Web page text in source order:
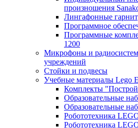
произношения
Лингафонные
Программное
Программные
1200
Микрофоны и
учреждений
Стойки и подвесы
Учебные материалы Lego
Комплекты
Образовательные
Образовательные
Робототехника
Робототехника